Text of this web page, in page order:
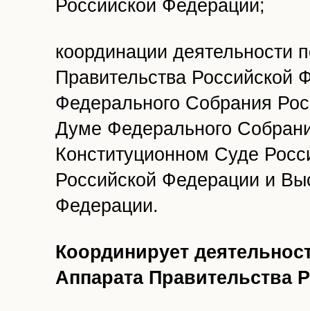
Российской Федерации;
координации деятельности
Правительства
Федерального Собрания
Думе Федерального
Конституционном Суде
Российской Федерации и
Федерации.
Координирует
Аппарата Правительства